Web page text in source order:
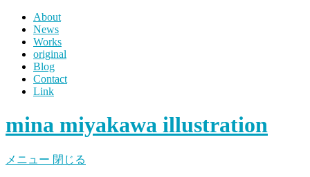
About
News
Works
original
Blog
Contact
Link
mina miyakawa illustration
メニュー 閉じる